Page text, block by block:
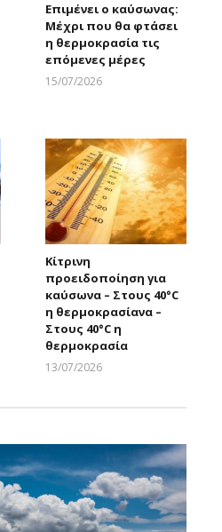
Επιμένει ο καύσωνας:
Μέχρι που θα φτάσει
η θερμοκρασία τις
επόμενες μέρες
15/07/2026
Κίτρινη
προειδοποίηση για
καύσωνα – Στους 40°C
η θερμοκρασίανα –
Στους 40°C η
θερμοκρασία
13/07/2026